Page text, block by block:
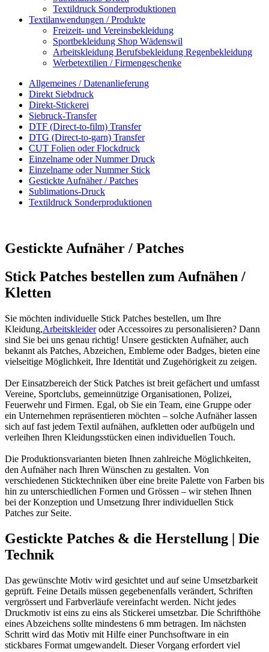
Textildruck Sonderproduktionen
Textilanwendungen / Produkte
Freizeit- und Vereinsbekleidung
Sportbekleidung Shop Wädenswil
Arbeitskleidung Berufsbekleidung Regenbekleidung
Werbetextilien / Firmengeschenke
Allgemeines / Datenanlieferung
Direkt Siebdruck
Direkt-Stickerei
Siebruck-Transfer
DTF (Direct-to-film) Transfer
DTG (Direct-to-garn) Transfer
CUT Folien oder Flockdruck
Einzelname oder Nummer Druck
Einzelname oder Nummer Stick
Gestickte Aufnäher / Patches
Sublimations-Druck
Textildruck Sonderproduktionen
Gestickte Aufnäher / Patches
Stick Patches bestellen zum Aufnähen /
Kletten
Sie möchten individuelle Stick Patches bestellen, um Ihre
Kleidung,Arbeitskleideroder Accessoires zu personalisieren? Dann
sind Sie bei uns genau richtig! Unsere gestickten Aufnäher, auch
bekannt als Patches, Abzeichen, Embleme oder Badges, bieten eine
vielseitige Möglichkeit, Ihre Identität und Zugehörigkeit zu zeigen.
Der Einsatzbereich der Stick Patches ist breit gefächert und umfasst
Vereine, Sportclubs, gemeinnützige Organisationen, Polizei,
Feuerwehr und Firmen. Egal, ob Sie ein Team, eine Gruppe oder
ein Unternehmen repräsentieren möchten – solche Aufnäher lassen
sich auf fast jedem Textil aufnähen, aufkletten oder aufbügeln und
verleihen Ihren Kleidungsstücken einen individuellen Touch.
Die Produktionsvarianten bieten Ihnen zahlreiche Möglichkeiten,
den Aufnäher nach Ihren Wünschen zu gestalten. Von
verschiedenen Sticktechniken über eine breite Palette von Farben bis
hin zu unterschiedlichen Formen und Grössen – wir stehen Ihnen
bei der Konzeption und Umsetzung Ihrer individuellen Stick
Patches zur Seite.
Gestickte Patches & die Herstellung | Die
Technik
Das gewünschte Motiv wird gesichtet und auf seine Umsetzbarkeit
geprüft. Feine Details müssen gegebenenfalls verändert, Schriften
vergrössert und Farbverläufe vereinfacht werden. Nicht jedes
Druckmotiv ist eins zu eins als Stickerei umsetzbar. Die Schrifthöhe
eines Abzeichens sollte mindestens 6 mm betragen. Im nächsten
Schritt wird das Motiv mit Hilfe einer Punchsoftware in ein
stickbares Format umgewandelt. Dieser Vorgang erfordert viel